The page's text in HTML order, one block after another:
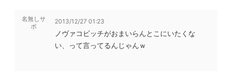
名無しサ
ポ
2013/12/27 01:23
ノヴァコビッチがおまいらんとこにいたくな
い、って言ってるんじゃんｗ